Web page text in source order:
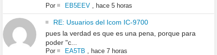
Por EB5EEV, hace 5 horas
RE: Usuarios del Icom IC-9700
pues la verdad es que es una pena, porque para
poder "c...
Por EA5TB hace 7 horas